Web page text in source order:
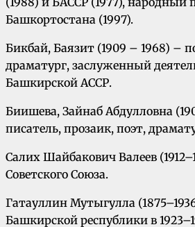
Башкортостана (1997).
Бикбай, Баязит (1909 – 1968) –
драматург, заслуженный
Башкирской АССР.
Биишева, Зайнаб Абдулловна
писатель, прозаик, поэт,
Салих Шайбакович Валеев
Советского Союза.
Гатауллин Мутыгулла
Башкирской республики в